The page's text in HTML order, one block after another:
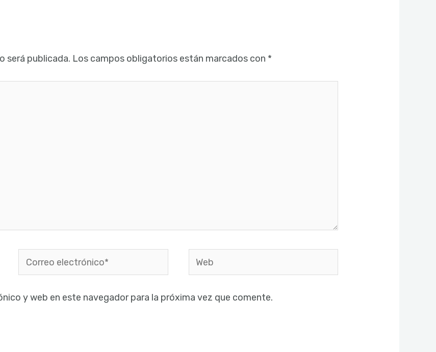
será publicada. Los campos obligatorios están marcados con *
Correo
electrónico*
Web
y web en este navegador para la próxima vez que comente.